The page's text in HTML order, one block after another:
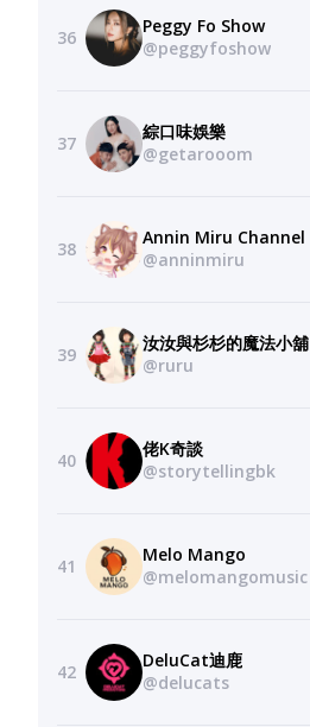
36
Peggy Fo Show
@peggyfoshow
37
綜口味娛樂
@getarooom
38
Annin Miru Channel
@anninmiru
39
汝汝與杉杉的魔法小舖
@ruru
40
佬K奇談
@storytellingbk
41
Melo Mango
@melomangomusic
42
DeluCat迪鹿
@delucats